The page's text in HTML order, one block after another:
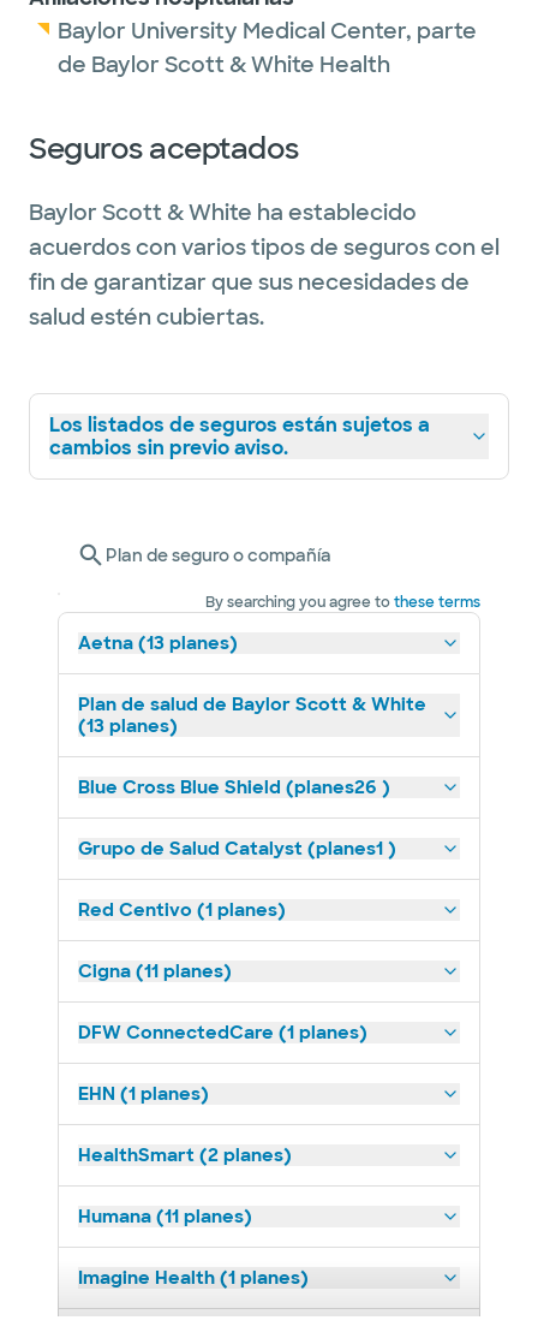
Baylor University Medical Center, parte
de Baylor Scott & White Health
Seguros aceptados
Baylor Scott & White ha establecido
acuerdos con varios tipos de seguros con el
fin de garantizar que sus necesidades de
salud estén cubiertas.
Los listados de seguros están sujetos a
cambios sin previo aviso.
Plan de seguro o compañía
By searching you agree tothese terms
Aetna (13 planes)
Plan de salud de Baylor Scott & White
(13 planes)
Blue Cross Blue Shield (planes26 )
Grupo de Salud Catalyst (planes1 )
Red Centivo (1 planes)
Cigna (11 planes)
DFW ConnectedCare (1 planes)
EHN (1 planes)
HealthSmart (2 planes)
Humana (11 planes)
Imagine Health (1 planes)